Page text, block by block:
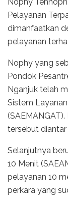
Nophy
Pelayanan
dimanfaatkan
pelayanan
Nophy yang
Pondok
Nganjuk telah
Sistem
tersebut
Selanjutnya
10 Menit
pelayanan 10
perkara yang